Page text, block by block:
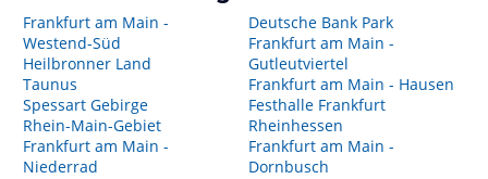
Frankfurt am Main -
Westend-Süd
Heilbronner Land
Taunus
Spessart Gebirge
Rhein-Main-Gebiet
Frankfurt am Main -
Niederrad
Deutsche Bank Park
Frankfurt am Main -
Gutleutviertel
Frankfurt am Main - Hausen
Festhalle Frankfurt
Rheinhessen
Frankfurt am Main -
Dornbusch